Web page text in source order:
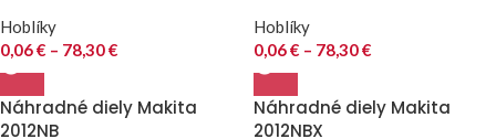
Hoblíky
0,06€ – 78,30€
Hoblíky
0,06€ – 78,30€
Náhradné diely Makita
2012NB
Náhradné diely Makita
2012NBX